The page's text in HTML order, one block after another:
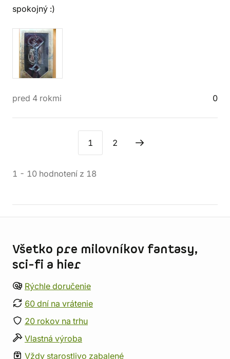
spokojný :)
pred 4 rokmi 0
1 2
1 - 10 hodnotení z 18
Všetko pre milovníkov fantasy,
sci-fi a hier
Rýchle doručenie
60 dní na vrátenie
20 rokov na trhu
Vlastná výroba
Vždy starostlivo zabalené